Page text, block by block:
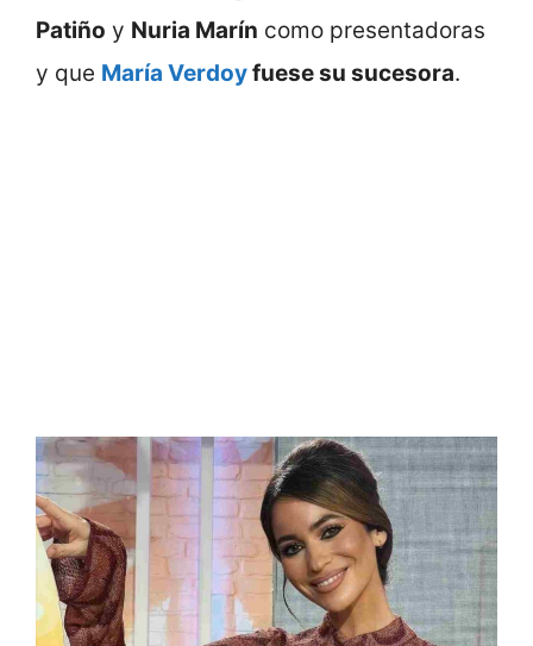
Patiño y Nuria Marín como presentadoras
y que María Verdoyfuese su sucesora.